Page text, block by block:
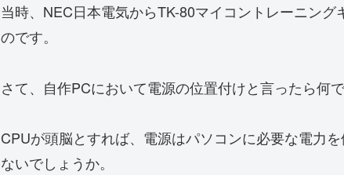
当時、NEC日本電気からTK-80マイコントレーニン
のです。
さて、自作PCにおいて電源の位置付けと言ったら何
CPUが頭脳とすれば、電源はパソコンに必要な電力
ないでしょうか。